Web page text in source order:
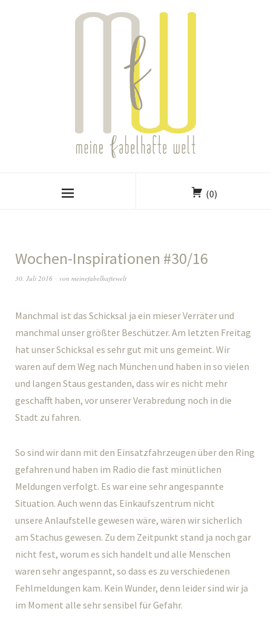
(0)
Wochen-Inspirationen #30/16
30. Juli 2016 von meinefabelhaftewelt
Manchmal ist das Schicksal ja ein mieser Verräter und
manchmal unser größter Beschützer. Am letzten Freitag
hat unser Schicksal es sehr gut mit uns gemeint. Wir
waren auf dem Weg nach München und haben in so vielen
und langen Staus gestanden, dass wir es nicht mehr
geschafft haben, vor unserer Verabredung noch in die
Stadt zu fahren.
So sind wir dann mit den Einsatzfahrzeugen über den Ring
gefahren und haben im Radio die fast minütlichen
Meldungen verfolgt. Es war eine sehr angespannte
Situation. Auch wenn das Einkaufszentrum nicht
unsere Anlaufstelle gewesen wäre, wären wir sicherlich
am Stachus gewesen. Zu dem Zeitpunkt stand ja noch gar
nicht fest, worum es sich handelt und alle Menschen
waren sehr angespannt, so dass es zu verschiedenen
Fehlmeldungen kam. Kein Wunder, denn leider sind wir ja
im Moment alle sehr sensibel für Gefahr.